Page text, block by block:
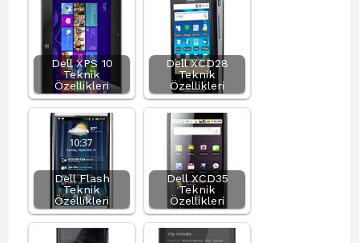
Dell XPS 10
Teknik
Özellikleri
Dell XCD28
Teknik
Özellikleri
Dell Flash
Teknik
Özellikleri
Dell XCD35
Teknik
Özellikleri